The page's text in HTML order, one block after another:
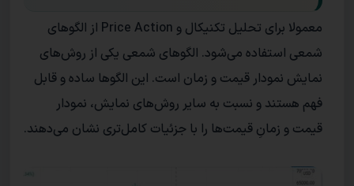
معمولا برای تحلیل تکنیکال و Price Action از الگو‌های
شمعی استفاده می‌شود. الگو‌های شمعی یکی از روش‌های
نمایش نمودار قیمت و زمان است. این الگو‌ها ساده و قابل
فهم هستند و نسبت به سایر روش‌های نمایش، نمودار
قیمت و زمانِ قیمت‌ها را با جزئیات کامل‌تری نشان می‌دهند.